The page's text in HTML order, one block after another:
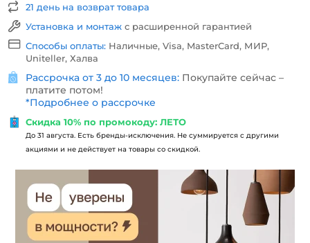
21 день на возврат товара
Установка и монтаж с расширенной гарантией
Способы оплаты: Наличные, Visa, MasterCard, МИР,
Uniteller, Халва
Рассрочка от 3 до 10 месяцев: Покупайте сейчас –
платите потом!
*Подробнее о рассрочке
Скидка 10% по промокоду: ЛЕТО
До 31 августа. Есть бренды-исключения. Не суммируется с другими
акциями и не действует на товары со скидкой.